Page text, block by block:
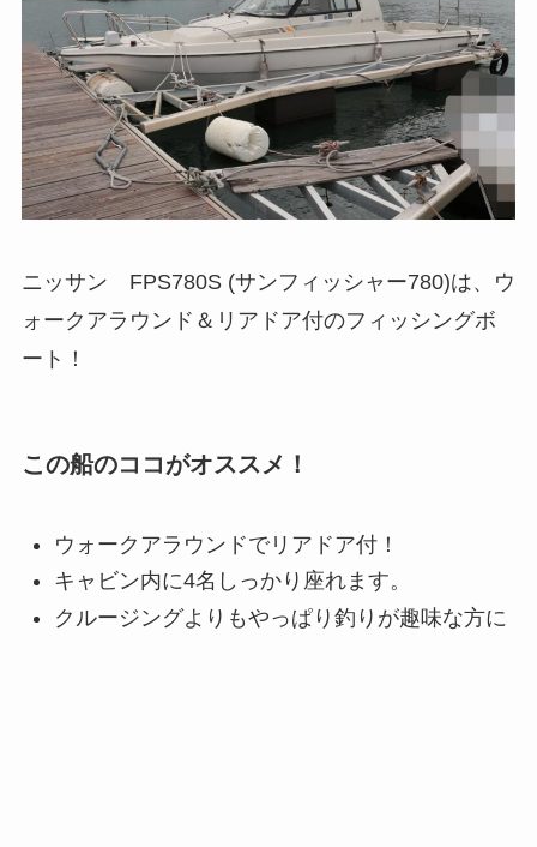
ニッサン FPS780S (サンフィッシャー780)は、ウ
ォークアラウンド＆リアドア付のフィッシングボ
ート！
この船のココがオススメ！
ウォークアラウンドでリアドア付！
キャビン内に4名しっかり座れます。
クルージングよりもやっぱり釣りが趣味な方に